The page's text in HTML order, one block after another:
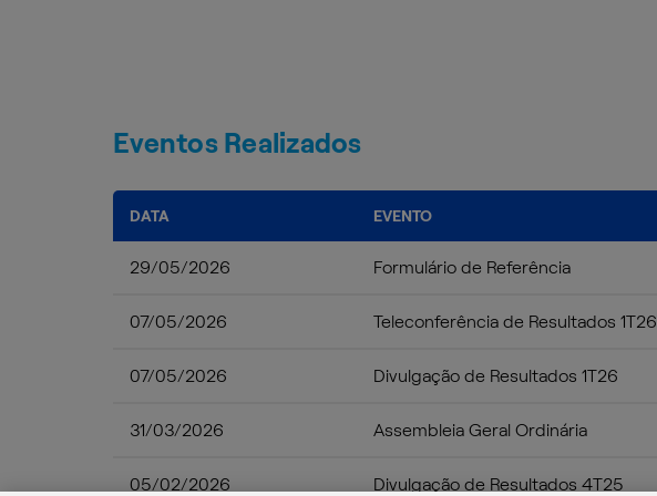
Eventos Realizados
DATA EVENTO
29/05/2026 Formulário de Referência
07/05/2026 Teleconferência de Resultados 1T26
07/05/2026 Divulgação de Resultados 1T26
31/03/2026 Assembleia Geral Ordinária
05/02/2026 Divulgação de Resultados 4T25